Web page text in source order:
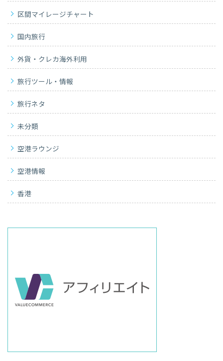
区間マイレージチャート
国内旅行
外貨・クレカ海外利用
旅行ツール・情報
旅行ネタ
未分類
空港ラウンジ
空港情報
香港